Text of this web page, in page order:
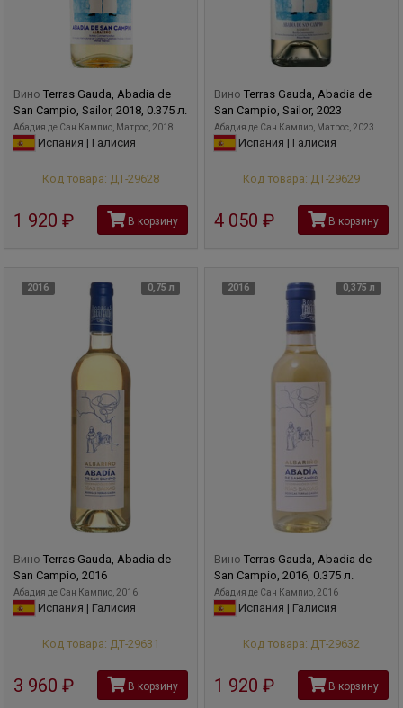
Вино Terras Gauda, Abadia de
San Campio, Sailor, 2018, 0.375 л.
Абадия де Сан Кампио, Матрос, 2018
Испания | Галисия
Код товара: ДТ-29628
1 920 руб В корзину
Вино Terras Gauda, Abadia de
San Campio, Sailor, 2023
Абадия де Сан Кампио, Матрос, 2023
Испания | Галисия
Код товара: ДТ-29629
4 050 руб В корзину
2016 0,75 л
Вино Terras Gauda, Abadia de
San Campio, 2016
Абадия де Сан Кампио, 2016
Испания | Галисия
Код товара: ДТ-29631
3 960 руб В корзину
2016 0,375 л
Вино Terras Gauda, Abadia de
San Campio, 2016, 0.375 л.
Абадия де Сан Кампио, 2016
Испания | Галисия
Код товара: ДТ-29632
1 920 руб В корзину